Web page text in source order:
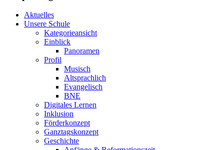
Aktuelles
Unsere Schule
Kategorieansicht
Einblick
Panoramen
Profil
Musisch
Altsprachlich
Evangelisch
BNE
Digitales Lernen
Inklusion
Förderkonzept
Ganztagskonzept
Geschichte